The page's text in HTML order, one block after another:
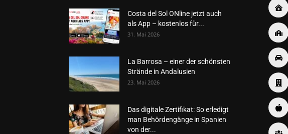
Costa del Sol ONline jetzt auch
als App – kostenlos für...
31. Mai 2026
La Barrosa – einer der schönsten
Strände in Andalusien
23. Mai 2026
Das digitale Zertifikat: So erledigt
man Behördengänge in Spanien
von der...